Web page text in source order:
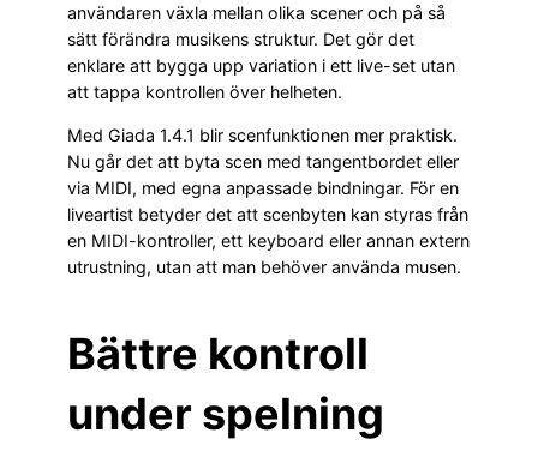
användaren växla mellan olika scener och på så
sätt förändra musikens struktur. Det gör det
enklare att bygga upp variation i ett live-set utan
att tappa kontrollen över helheten.
Med Giada 1.4.1 blir scenfunktionen mer praktisk.
Nu går det att byta scen med tangentbordet eller
via MIDI, med egna anpassade bindningar. För en
liveartist betyder det att scenbyten kan styras från
en MIDI-kontroller, ett keyboard eller annan extern
utrustning, utan att man behöver använda musen.
Bättre kontroll
under spelning